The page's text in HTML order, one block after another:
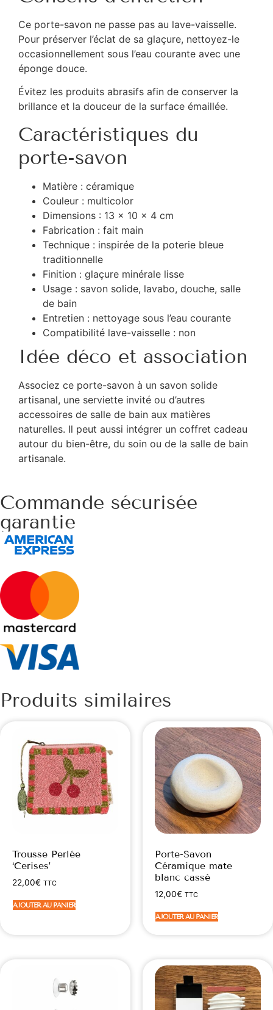
Ce porte-savon ne passe pas au lave-vaisselle.
Pour préserver l’éclat de sa glaçure, nettoyez-le
occasionnellement sous l’eau courante avec une
éponge douce.
Évitez les produits abrasifs afin de conserver la
brillance et la douceur de la surface émaillée.
Caractéristiques du
porte-savon
Matière : céramique
Couleur : multicolor
Dimensions : 13 x 10 x 4 cm
Fabrication : fait main
Technique : inspirée de la poterie bleue
traditionnelle
Finition : glaçure minérale lisse
Usage : savon solide, lavabo, douche, salle
de bain
Entretien : nettoyage sous l’eau courante
Compatibilité lave-vaisselle : non
Idée déco et association
Associez ce porte-savon à un savon solide
artisanal, une serviette invité ou d’autres
accessoires de salle de bain aux matières
naturelles. Il peut aussi intégrer un coffret cadeau
autour du bien-être, du soin ou de la salle de bain
artisanale.
Commande sécurisée
garantie
Produits similaires
Trousse Perlée
‘Cerises’
22,00€ TTC
AJOUTER AU PANIER
Porte-Savon
Céramique mate
blanc cassé
12,00€ TTC
AJOUTER AU PANIER